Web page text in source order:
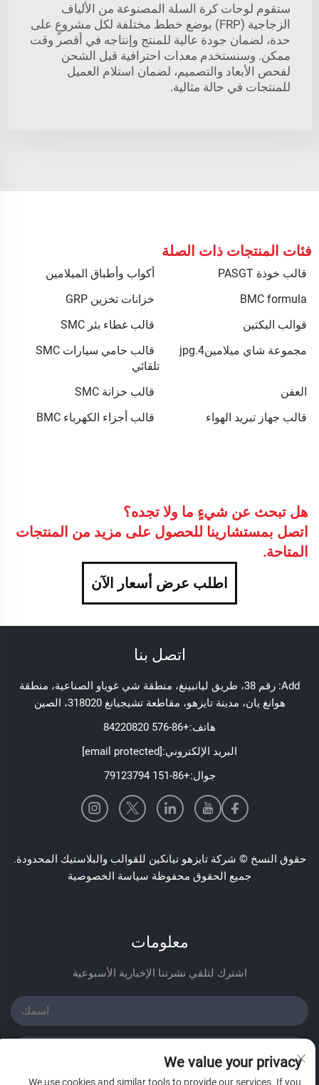
ستقوم لوحات كرة السلة المصنوعة من الألياف
الزجاجية (FRP) بوضع خطط مختلفة لكل مشروعٍ على
حدة، لضمان جودة عالية للمنتج وإنتاجه في أقصر وقت
ممكن. وسنستخدم معدات احترافية قبل الشحن
لفحص الأبعاد والتصميم، لضمان استلام العميل
للمنتجات في حالة مثالية.
فئات المنتجات ذات الصلة
قالب خوذة PASGT
أكواب وأطباق الميلامين
BMC formula
خزانات تخزين GRP
قوالب البكتين
قالب غطاء بئر SMC
مجموعة شاي ميلامين4.jpg
قالب حامي سيارات SMC
تلقائي
العفن
قالب خزانة SMC
قالب جهاز تبريد الهواء
قالب أجزاء الكهرباء BMC
هل تبحث عن شيءٍ ما ولا تجده؟
اتصل بمستشارينا للحصول على مزيد من المنتجات
المتاحة.
اطلب عرض أسعار الآن
اتصل بنا
Add: رقم 38، طريق ليانبينغ، منطقة شي غوياو الصناعية، منطقة
هوانغ يان، مدينة تايزهو، مقاطعة تشيجيانغ 318020، الصين
هاتف:+86-576 84220820
البريد الإلكتروني:[email protected]
جوال:+86-151 79123794
حقوق النسخ © شركة تايزهو تيانكين للقوالب والبلاستيك المحدودة.
جميع الحقوق محفوظة سياسة الخصوصية
معلومات
اشترك لتلقي نشرتنا الإخبارية الأسبوعية
We value your privacy
We use cookies and similar tools to provide our services. If you